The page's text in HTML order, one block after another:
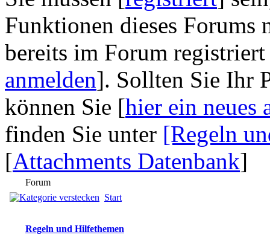
Funktionen dieses Forums
bereits im Forum
anmelden]. Sollten Sie Ihr
können Sie [hier ein neues
finden Sie unter [Regeln
[Attachments Datenbank]
Forum
Start
Regeln und Hilfethemen